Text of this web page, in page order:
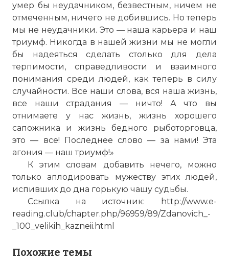
умер бы неудачником, безвестным, ничем не
отмеченным, ничего не добившись. Но теперь
мы не неудачники. Это — наша карьера и наш
триумф. Никогда в нашей жизни мы не могли
бы надеяться сделать столько для дела
терпимости, справедливости и взаимного
понимания среди людей, как теперь в силу
случайности. Все наши слова, вся наша жизнь,
все наши страдания — ничто! А что вы
отнимаете у нас жизнь, жизнь хорошего
сапожника и жизнь бедного рыботорговца,
это — все! Последнее слово — за нами! Эта
агония — наш триумф!»
К этим словам добавить нечего, можно
только аплодировать мужеству этих людей,
испивших до дна горькую чашу судьбы.
Ссылка на источник: http://www.e-
reading.club/chapter.php/96959/89/Zdanovich_-
_100_velikih_kazneii.html
Похожие темы